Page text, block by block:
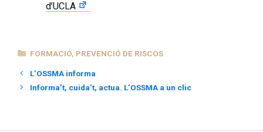
d’UCLA
CATEGORIES
FORMACIÓ, PREVENCIÓ DE RISCOS
L’OSSMA informa
Informa’t, cuida’t, actua. L’OSSMA a un clic